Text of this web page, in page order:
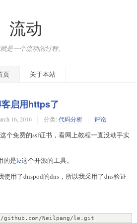
流动
是一个流动的过程。
页 关于本站
启用https了
16, 2016 分类: 代码分析 评论
这个免费的ssl证书，看网上教程一直没动手实
的是le这个开源的工具。
用了dnspod的dns，所以我采用了dns验证
Neilpang/le.git